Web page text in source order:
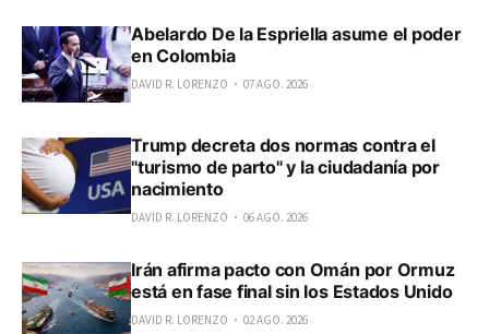
Abelardo De la Espriella asume el poder
en Colombia
DAVID R. LORENZO 07 AGO. 2026
Trump decreta dos normas contra el
"turismo de parto" y la ciudadanía por
nacimiento
DAVID R. LORENZO 06 AGO. 2026
Irán afirma pacto con Omán por Ormuz
está en fase final sin los Estados Unido
DAVID R. LORENZO 02 AGO. 2026